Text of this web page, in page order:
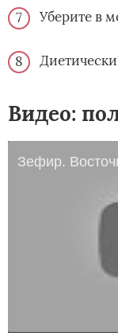
Уберите в
Видео: